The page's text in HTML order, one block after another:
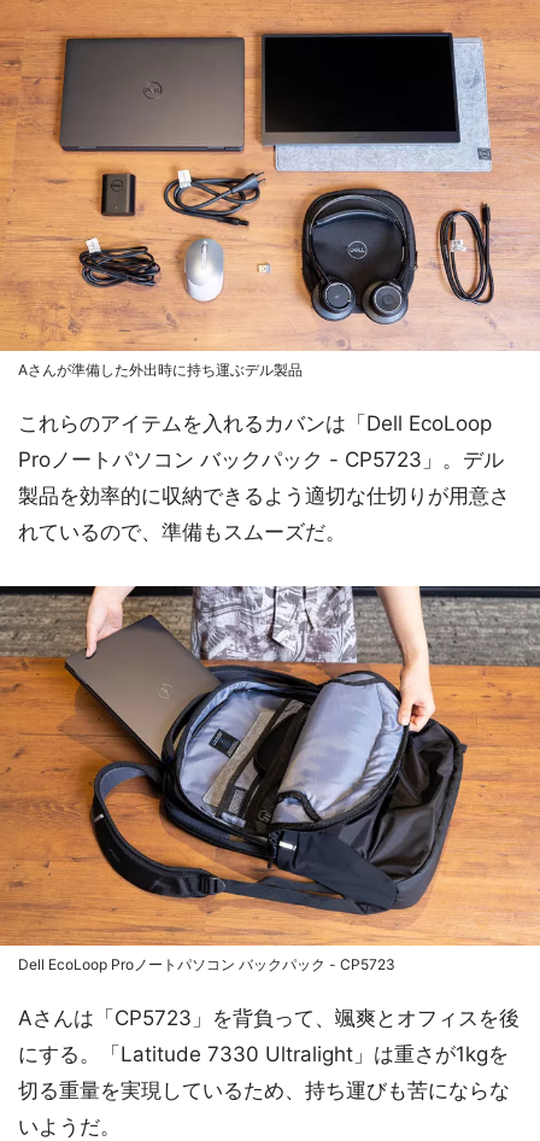
Aさんが準備した外出時に持ち運ぶデル製品
これらのアイテムを入れるカバンは「Dell EcoLoop
Proノートパソコン バックパック - CP5723」。デル
製品を効率的に収納できるよう適切な仕切りが用意さ
れているので、準備もスムーズだ。
Dell EcoLoop Proノートパソコン バックパック - CP5723
Aさんは「CP5723」を背負って、颯爽とオフィスを後
にする。「Latitude 7330 Ultralight」は重さが1kgを
切る重量を実現しているため、持ち運びも苦にならな
いようだ。